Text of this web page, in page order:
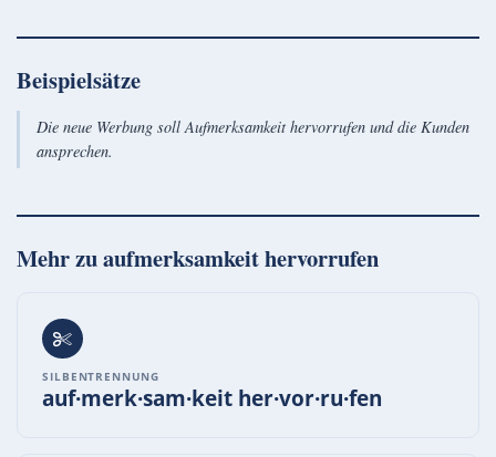
Beispielsätze
Die neue Werbung soll Aufmerksamkeit hervorrufen und die Kunden
ansprechen.
Mehr zuaufmerksamkeit hervorrufen
SILBENTRENNUNG
auf·merk·sam·keit her·vor·ru·fen